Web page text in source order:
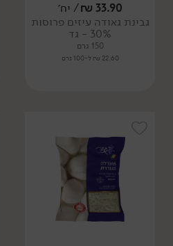
33.90
₪/ יח׳
גבינת גאודה עיזים פרוסות
30% - גד
150 גרם
22.60 ₪ ל-100 גרם